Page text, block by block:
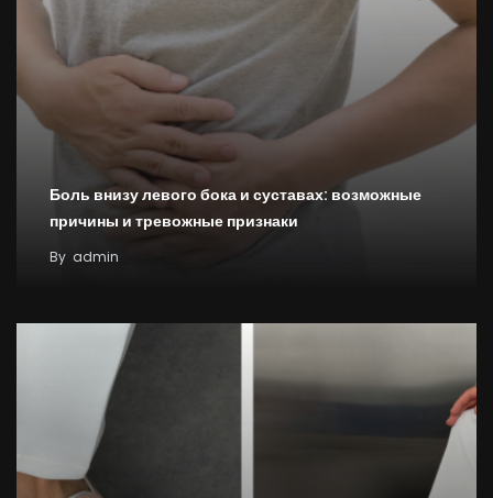
Боль внизу левого бока и суставах: возможные
причины и тревожные признаки
By admin